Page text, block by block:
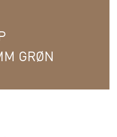
GRØN